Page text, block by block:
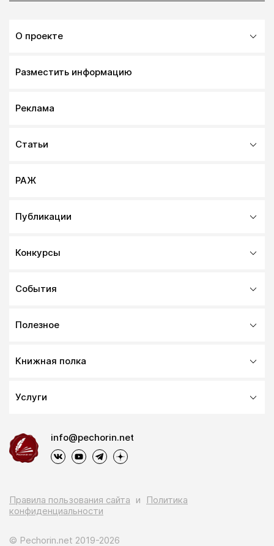
О проекте
Разместить информацию
Реклама
Статьи
РАЖ
Публикации
Конкурсы
События
Полезное
Книжная полка
Услуги
info@pechorin.net
© Pechorin.net 2019-2026
Правила пользования сайта и
Политика
конфиденциальности